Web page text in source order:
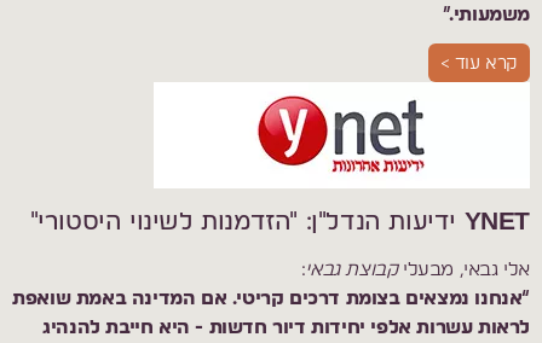
משמעותי.”
קרא עוד >
YNET ידיעות הנדל"ן: "הזדמנות לשינוי היסטורי"
אלי גבאי, מבעליקבוצת גבאי:
“אנחנו נמצאים בצומת דרכים קריטי. אם המדינה באמת שואפת
לראות עשרות אלפי יחידות דיור חדשות - היא חייבת להנהיג